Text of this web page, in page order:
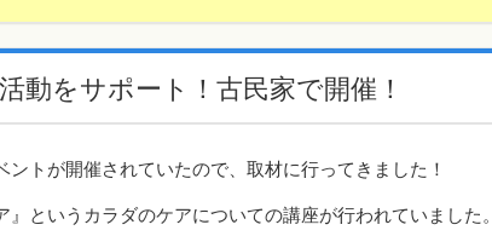
動をサポート！古民家で開催！
ントが開催されていたので、取材に行ってきました！
』というカラダのケアについての講座が行われていました。